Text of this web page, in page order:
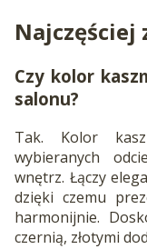
Najczęściej
Czy kolor
salonu?
Tak. Kolor
wybieranych
wnętrz. Łączy
dzięki czemu
harmonijnie.
czernią, złotymi